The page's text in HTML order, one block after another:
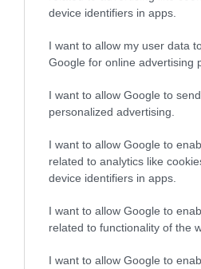
device identifiers in apps.
I want to allow my user data
Google for online advertising
I want to allow Google to
personalized advertising.
I want to allow Google to
related to analytics like
device identifiers in apps.
I want to allow Google to
related to functionality of the
I want to allow Google to